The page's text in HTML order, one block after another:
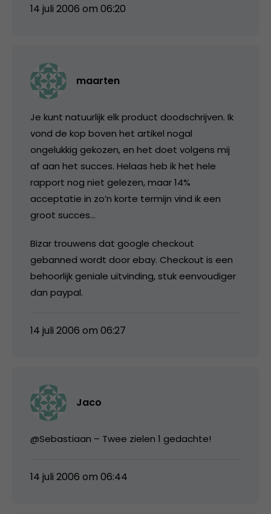
14 juli 2006 om 06:20
maarten
Je kunt natuurlijk elk product doodschrijven. Ik
vond de kop boven het artikel nogal
ongelukkig gekozen, en het doet volgens mij
af aan het succes. Helaas heb ik het hele
rapport nog niet gelezen, maar 14%
acceptatie in zo’n korte termijn vind ik een
groot succes…
Bizar trouwens dat google checkout
gebanned wordt door ebay. Checkout is een
behoorlijk geniale uitvinding, stuk eenvoudiger
dan paypal.
14 juli 2006 om 06:27
Jaco
@Sebastiaan – Twee zielen 1 gedachte!
14 juli 2006 om 06:44